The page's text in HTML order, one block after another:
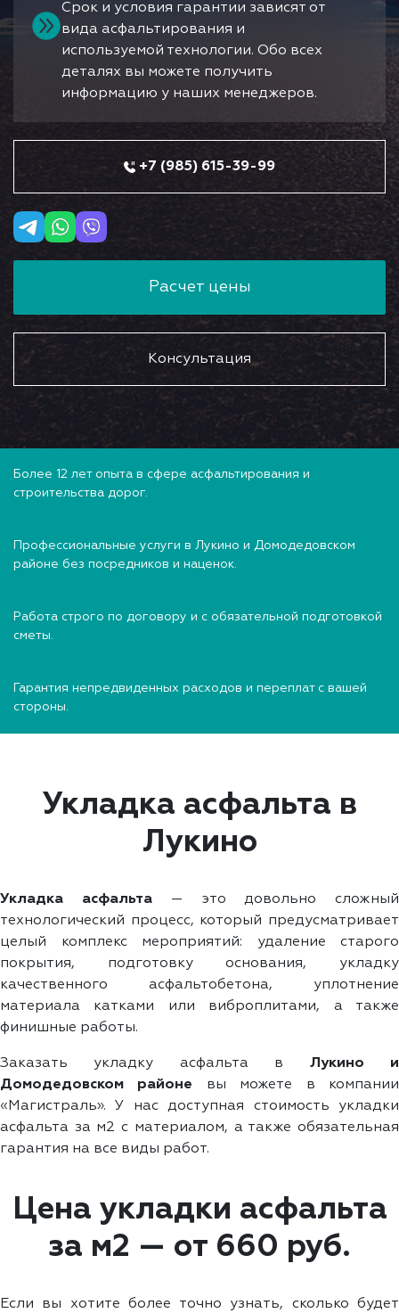
Срок и условия гарантии зависят от
вида асфальтирования и
используемой технологии. Обо всех
деталях вы можете получить
информацию у наших менеджеров.
+7 (985) 615-39-99
Расчет цены
Консультация
Более 12 лет опыта в сфере асфальтирования и
строительства дорог.
Профессиональные услуги в Лукино и Домодедовском
районе без посредников и наценок.
Работа строго по договору и с обязательной подготовкой
сметы.
Гарантия непредвиденных расходов и переплат с вашей
стороны.
Укладка асфальта в
Лукино
Укладка асфальта— это довольно сложный
технологический процесс, который предусматривает
целый комплекс мероприятий: удаление старого
покрытия, подготовку основания, укладку
качественного асфальтобетона, уплотнение
материала катками или виброплитами, а также
финишные работы.
Заказать укладку асфальта в Лукино и
Домодедовском районе вы можете в компании
«Магистраль». У нас доступная стоимость укладки
асфальта за м2 с материалом, а также обязательная
гарантия на все виды работ.
Цена укладки асфальта
за м2 — от 660 руб.
Если вы хотите более точно узнать, сколько будет